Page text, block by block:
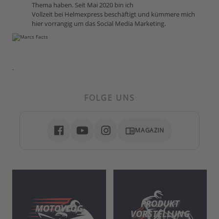
Thema haben. Seit Mai 2020 bin ich
Vollzeit bei Helmexpress beschäftigt und kümmere mich
hier vorrangig um das Social Media Marketing.
-
FOLGE UNS
chrome_reader_modeMAGAZIN
MOTOVLOG
PRODUKT
VORSTELLUNG